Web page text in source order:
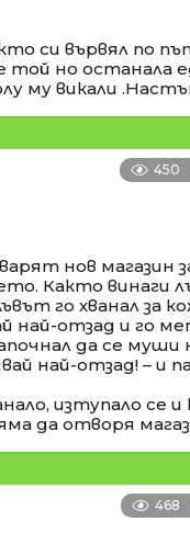
си вървял по
той но останала
му викали
450
нов магазин
Както винаги
го хванал за
най-отзад и го
да се муши
най-отзад! – и
изтупало се и
да отворя
468